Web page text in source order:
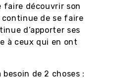
faire découvrir son
continue de se faire
d’apporter ses
à ceux qui en ont
de 2 choses :